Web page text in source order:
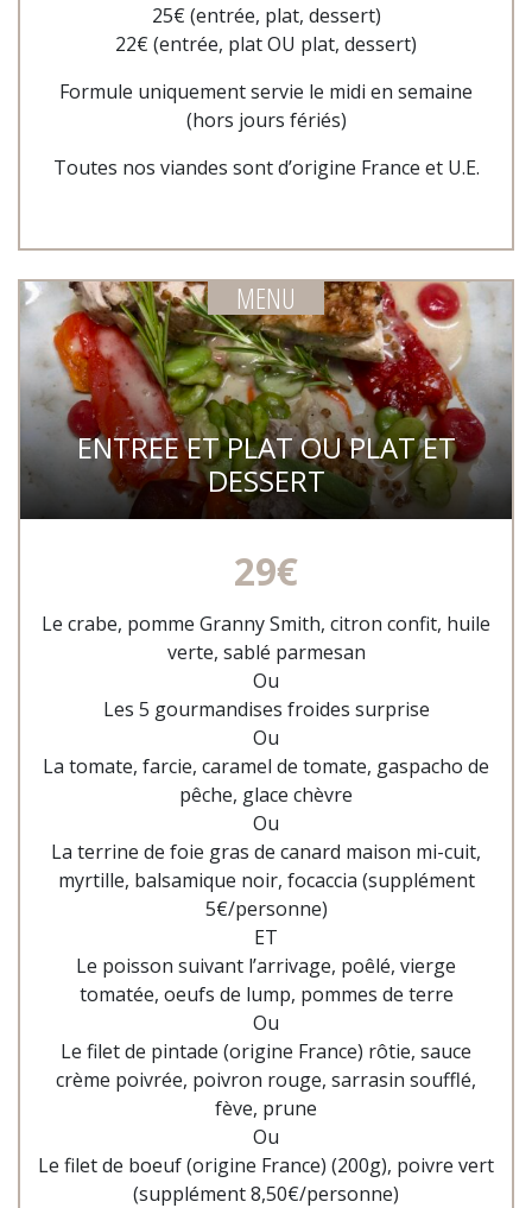
25€ (entrée, plat, dessert)
22€ (entrée, plat OU plat, dessert)
Formule uniquement servie le midi en semaine
(hors jours fériés)
Toutes nos viandes sont d’origine France et U.E.
MENU
ENTREE ET PLAT OU PLAT ET
DESSERT
29€
Le crabe, pomme Granny Smith, citron confit, huile
verte, sablé parmesan
Ou
Les 5 gourmandises froides surprise
Ou
La tomate, farcie, caramel de tomate, gaspacho de
pêche, glace chèvre
Ou
La terrine de foie gras de canard maison mi-cuit,
myrtille, balsamique noir, focaccia (supplément
5€/personne)
ET
Le poisson suivant l’arrivage, poêlé, vierge
tomatée, oeufs de lump, pommes de terre
Ou
Le filet de pintade (origine France) rôtie, sauce
crème poivrée, poivron rouge, sarrasin soufflé,
fève, prune
Ou
Le filet de boeuf (origine France) (200g), poivre vert
(supplément 8,50€/personne)